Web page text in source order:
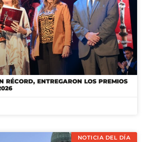
RÉCORD, ENTREGARON LOS PREMIOS
NOTICIA DEL DÍA